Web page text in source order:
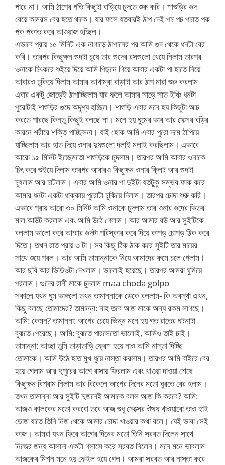
পারে না। আমি ঠাপের গতি কিছুটা বাড়িয়ে চুদতে শুরু করি। শাশুড়ির গুদ
বেয়ে কামরস বের হতে থাকে। যার ফলে যতবারই ঠাপ দেই পচ পচ পচাত পক
পক পকাত করে আওয়াজ হচ্ছিল।
এভাবে প্রায় ১৫ মিনিট এক নাগাড়ে ঠাপানের পর আমি গুদ থেকে ধনটা বের
করি। তারপর কিছুক্ষন গুদটা চুষে তার গুদের রসগুলো খেয়ে নিলাম তারপর
ওনাকে চিৎকরে শুইয়ে দিয়ে আমি পিছনে গিয়ে আবার একটা পা হাতে নিয়ে
আবারও ঢুকিয়ে দিলাম আমার আখাম্বা বাড়াটা আর ঠাপ মারা শুরু করলাম
এবার একটু জোড়েই ঠাপাচ্ছিলাম যার ফলে আমার সাড়ে সাত ইঞ্চি ধনটা
পুরোটাই শাশুড়ির গুদে অদৃশ্য হচ্ছিল। শাশুড়ি এবার মনে হয় কিছুটা আচ
করতে পারছে কিন্তু কিছুই বলছে না। মনে হয় ঘুমের ভাব আর সেক্সর বড়ির
কারনে শরীরে শক্তি পাচ্ছিলনা। যাই হোক আমি এবার পুরো দমে ঠাপিয়ে
যাচ্ছিলাম আর হাত দিয়ে ওনার দুধগুলো দলাই মলাই করছিলাম। এভাবে
আরো ১৫ মিনিট ইচ্ছেমতো শাশুড়িকে চুদলাম। তারপর আমি আবার ওনাকে
চিৎ করে শুইয়ে দিলাম তারপর আবারও কিছুক্ষন ওনার ক্লিট আর গুদটা
চুষলাম আর চাটলাম। এবার আমি ওনার পা দুইটা যতটুকু সম্ভব ফাক করে
আমার ধনটা একটা ধাক্কায় পুরোটা ঢুকিয়ে দিলাম। তারপর চোদা শুরু করি।
এভাবে প্রায় আরো ৩০ মিনিট আমি ওনাকে চুদলাম তার ওনার গুদের ভিতর
মাল আউট করলাম এবং আমি উঠে গেলাম। আর আমার বউ আর সুইটিকে
বললাম ভালো করে আম্মার গুদটা পরিস্কার করে দিয়ে কাপড় চোপড় ঠিক করে
দিতে। তখন রাত প্রায় ৩ টা। সব কিছু ঠিক ঠাক করে সুইটি তার মায়ের
সাথে শুয়ে পরল। আর আমি তামান্নাকে নিয়ে আমাদের রুমে চলে গেলাম।
আর ছবি আর ভিডিওটা দেখলাম। ভালোই হয়েছে। তারপর আমরা ঘুমিয়ে
পরলাম। গুদের রানী মাকে চুদলাম maa choda golpo
সকালে যখন ঘুম ভাঙ্গলো তখন তামান্নাকে ডেকে বললাম- কি অবস্থা এখন,
কিছু বলছে তোমাদের? তামান্না: নাহ তবে আজ মাকে অন্য রকম লাগছে।
আমি: কেমন? তামান্না: আগের চেয়ে ভিন্ন মনে হয় গত রাতের ঘটনাটা
বুঝতে পেরেছে। আমি: বুঝতে পারলেতো ভালোই, আমিও তাই চাই।
তামান্না: আচ্ছা তুমি তাড়াতাড়ি ফ্রেশ হয়ে নাও আমি নাস্তা দিচ্ছি
তোমাকে। আমি উঠে হাত মুখ ধুয়ে নাস্তা করলাম। তারপর আমি বাইরে বের
হয়ে গেলাম আর দুপুরের আগে বাসায় ফিরলাম এবং খাওয়া দাওয়া শেষে
কিছুক্ষন বিশ্রাম নিলাম আর বিকেলে আগের দিনের মতো ঘুরতে বের হলাম।
তখন তামান্না আর সুইটি দুজনেই আমাকে বলল আজ কি করবে? আমি:
আজও কালকের মতো করবো তবে আজ শুধু সেক্সের ঔষধ খাওয়াবো তাও হাই
ডোজ যাতে তিনি নিজ থেকে আমার চোদা খাওয়ার কথা বলে। যেই ভাবা সেই
কাজ। আমরা যখন ফিরে আগের দিনের মতো তিনি সরবত দিলেন সাথে
নিজের জন্য আলাদা একটা গ্লাসে করে সরবত নিলেন। মনে মনে ভাবলাম
আজকের মিশন মনে হয় ফেইল হয়ে গেল। আমরা সরবত আর নাস্তা করে